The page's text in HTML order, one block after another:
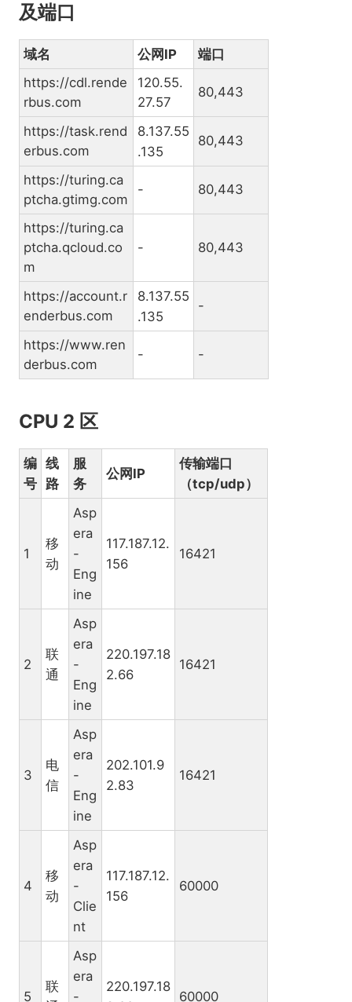
及端口
域名 公网IP
端口
https://cdl.rende
rbus.com
120.55.
27.57
80,443
https://task.rend
erbus.com
8.137.55
.135
80,443
https://turing.ca
ptcha.gtimg.com
- 80,443
https://turing.ca
ptcha.qcloud.co
m
- 80,443
https://account.r
enderbus.com
8.137.55
.135
-
https://www.ren
derbus.com
- -
CPU 2 区
编
号
线
路
服
务
公网IP
传输端口
（tcp/udp）
1
移
动
Asp
era
-
Eng
ine
117.187.12.
156
16421
2
联
通
Asp
era
-
Eng
ine
220.197.18
2.66
16421
3
电
信
Asp
era
-
Eng
ine
202.101.9
2.83
16421
4
移
动
Asp
era
-
Clie
nt
117.187.12.
156
60000
5
联
Asp
era
-
220.197.18
60000